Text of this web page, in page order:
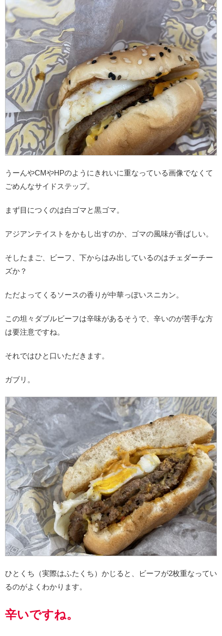
うーんやCMやHPのようにきれいに重なっている画像でなくて
ごめんなサイドステップ。
まず目につくのは白ゴマと黒ゴマ。
アジアンテイストをかもし出すのか、ゴマの風味が香ばしい。
そしたまご、ビーフ、下からはみ出しているのはチェダーチー
ズか？
ただよってくるソースの香りが中華っぽいスニカン。
この坦々ダブルビーフは辛味があるそうで、辛いのが苦手な方
は要注意ですね。
それではひと口いただきます。
ガブリ。
ひとくち（実際はふたくち）かじると、ビーフが2枚重なってい
るのがよくわかります。
辛いですね。